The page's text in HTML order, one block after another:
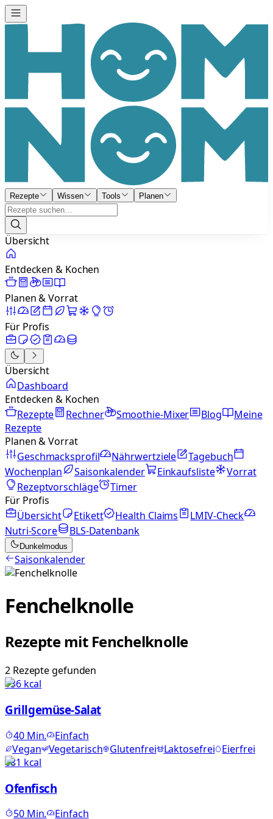
Rezepte Wissen Tools Planen
Übersicht
Entdecken & Kochen
Planen & Vorrat
Für Profis
Übersicht
Dashboard
Entdecken & Kochen
Rezepte
Rechner Smoothie-Mixer Blog
Meine
Rezepte
Planen & Vorrat
Geschmacksprofil
Nährwertziele
Tagebuch
Wochenplan
Saisonkalender Einkaufsliste
Vorrat
Rezeptvorschläge
Timer
Für Profis
Übersicht
Etikett Health Claims
LMIV-Check
Nutri-Score
BLS-Datenbank
Dunkelmodus
Saisonkalender
Fenchelknolle
Rezepte mit Fenchelknolle
2 Rezeptegefunden
136kcal
Grillgemüse-Salat
40Min.
Einfach
Vegan Vegetarisch Glutenfrei Laktosefrei Eierfrei
681 kcal
Ofenfisch
50Min. Einfach